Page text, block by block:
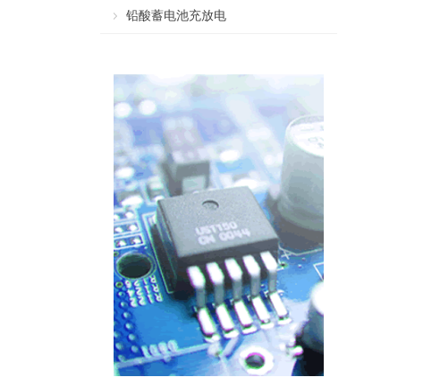
铅酸蓄电池充放电